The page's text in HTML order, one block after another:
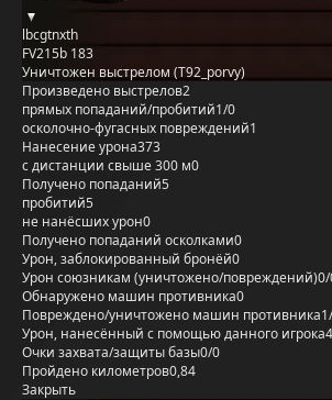
lbcgtnxth
FV215b 183
Уничтожен выстрелом (T92_porvy)
Произведено выстрелов2
прямых попаданий/пробитий1/0
осколочно-фугасных повреждений1
Нанесение урона373
с дистанции свыше 300 м0
Получено попаданий5
пробитий5
не нанёсших урон0
Получено попаданий осколками0
Урон, заблокированный бронёй0
Урон союзникам (уничтожено/повреждений)
Обнаружено машин противника0
Повреждено/уничтожено машин противника
Урон, нанесённый с помощью данного игрока
Очки захвата/защиты базы0/0
Пройдено километров0,84
Закрыть